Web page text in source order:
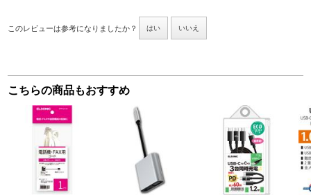
このレビューは参考になりましたか？ はい いいえ
こちらの商品もおすすめ